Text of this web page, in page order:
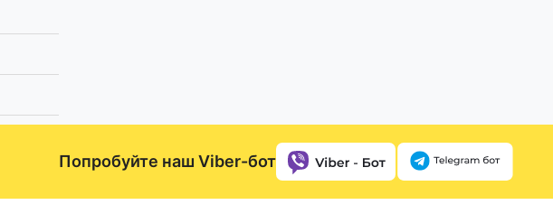
Попробуйте наш Viber-бот